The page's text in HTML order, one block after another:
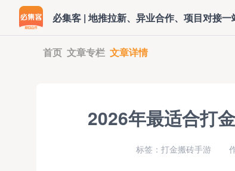
必集客 | 地推拉新、异业合作、项目对接一
首页 文章专栏 文章详情
2026年最适合打
标签：打金搬砖手游